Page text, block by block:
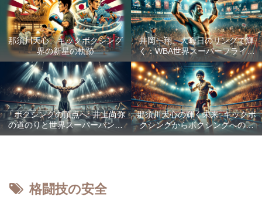
那須川天心、キックボクシング
界の新星の軌跡
井岡一翔、大晦日のリングで輝
く：WBA世界スーパーフライ級
防衛戦「Lifetime Boxing Fights
18」
「ボクシングの頂点へ: 井上尚弥
の道のりと世界スーパーバンタ
ム級統一戦の全貌」
那須川天心の輝く未来: キックボ
クシングからボクシングへの成
功した転身
格闘技の安全